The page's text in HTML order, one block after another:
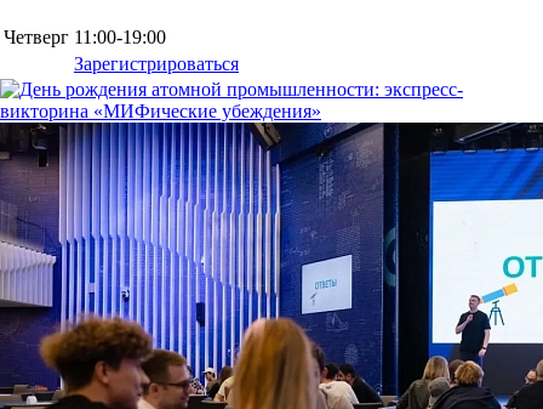
Четверг 11:00-19:00
Зарегистрироваться